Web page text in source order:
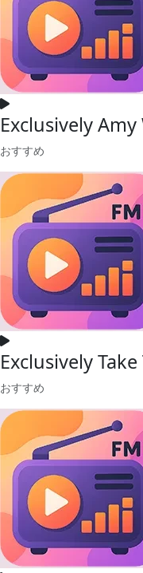
Exclusively
おすすめ
Exclusively
おすすめ